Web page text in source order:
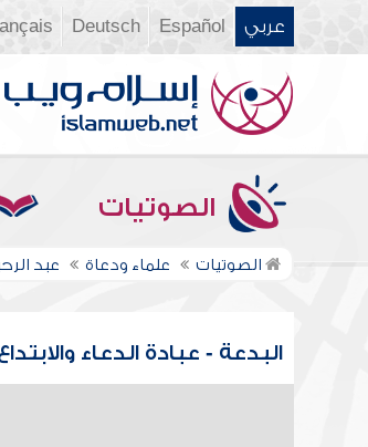
عربي Español
Deutsch
الصوتيات
الصوتيات علماء ودعاة عبد
البدعة - عبادة الدعاء